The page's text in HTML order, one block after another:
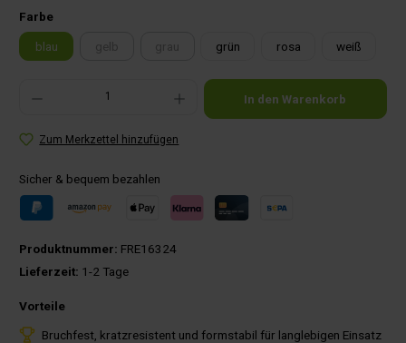
Farbeauswählen
blau (Diese Option ist zurzeit nicht verfügbar.)
(Diese Option ist zurzeit nicht verfügbar.)
grün rosa weiß
Produkt Anzahl: Gib den gewünschten Wert ein oder benutze die Schaltflächen um die
In den Warenkorb
Zum Merkzettel hinzufügen
Sicher & bequem bezahlen
Produktnummer: FRE16324
Lieferzeit: 1-2 Tage
Vorteile
Bruchfest, kratzresistent und formstabil für langlebigen Einsatz